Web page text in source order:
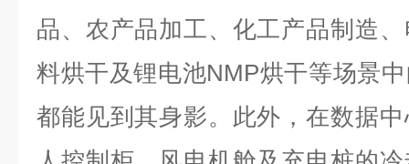
品、农产品加工、化工产品制造
料烘干及锂电池NMP烘干等场景
都能见到其身影。此外，在数据